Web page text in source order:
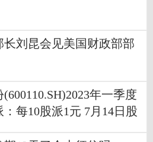
长刘昆会见美国财政部部
年一季度
每10股派1元 7月14日股